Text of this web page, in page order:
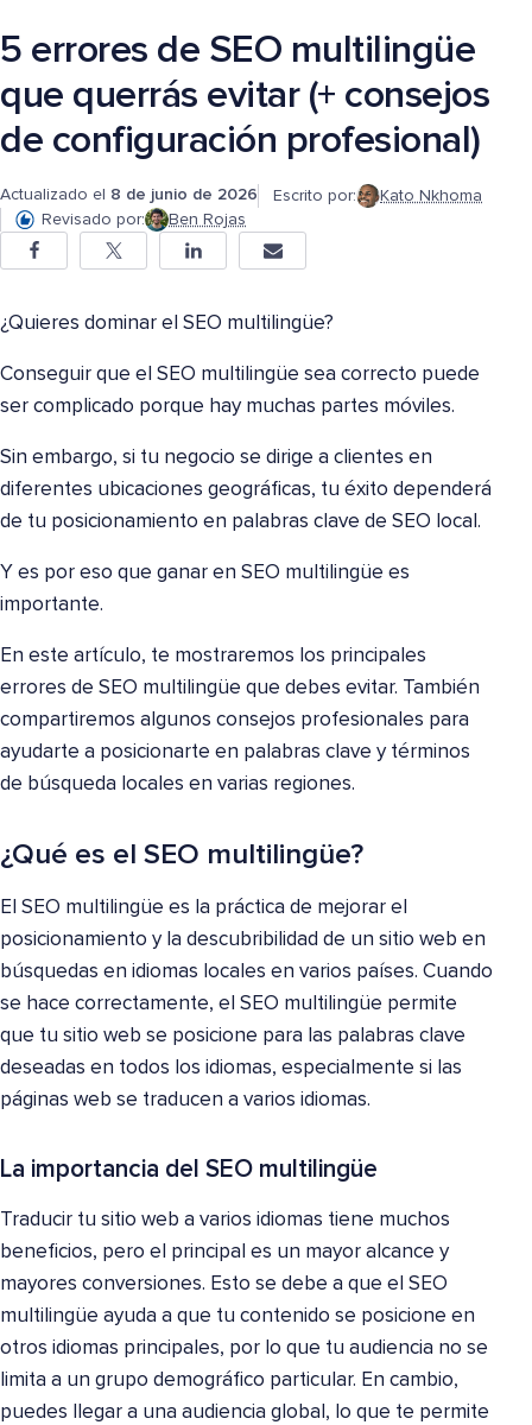
5 errores de SEO multilingüe
que querrás evitar (+ consejos
de configuración profesional)
Actualizado el 8 de junio de 2026 Escrito por:
Kato Nkhoma
Revisado por:
Ben Rojas
¿Quieres dominar el SEO multilingüe?
Conseguir que el SEO multilingüe sea correcto puede
ser complicado porque hay muchas partes móviles.
Sin embargo, si tu negocio se dirige a clientes en
diferentes ubicaciones geográficas, tu éxito dependerá
de tu posicionamiento en palabras clave de SEO local.
Y es por eso que ganar en SEO multilingüe es
importante.
En este artículo, te mostraremos los principales
errores de SEO multilingüe que debes evitar. También
compartiremos algunos consejos profesionales para
ayudarte a posicionarte en palabras clave y términos
de búsqueda locales en varias regiones.
¿Qué es el SEO multilingüe?
El SEO multilingüe es la práctica de mejorar el
posicionamiento y la descubribilidad de un sitio web en
búsquedas en idiomas locales en varios países. Cuando
se hace correctamente, el SEO multilingüe permite
que tu sitio web se posicione para las palabras clave
deseadas en todos los idiomas, especialmente si las
páginas web se traducen a varios idiomas.
La importancia del SEO multilingüe
Traducir tu sitio web a varios idiomas tiene muchos
beneficios, pero el principal es un mayor alcance y
mayores conversiones. Esto se debe a que el SEO
multilingüe ayuda a que tu contenido se posicione en
otros idiomas principales, por lo que tu audiencia no se
limita a un grupo demográfico particular. En cambio,
puedes llegar a una audiencia global, lo que te permite